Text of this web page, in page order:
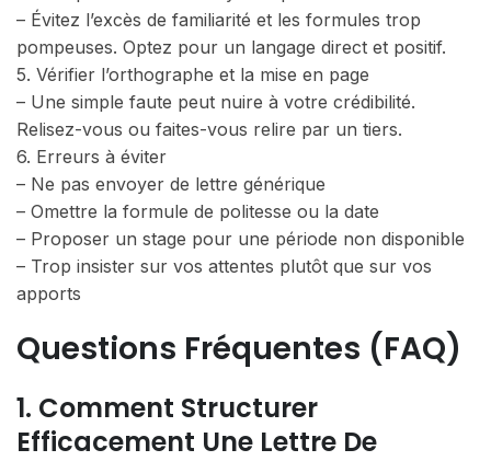
– Évitez l’excès de familiarité et les formules trop
pompeuses. Optez pour un langage direct et positif.
5. Vérifier l’orthographe et la mise en page
– Une simple faute peut nuire à votre crédibilité.
Relisez-vous ou faites-vous relire par un tiers.
6. Erreurs à éviter
– Ne pas envoyer de lettre générique
– Omettre la formule de politesse ou la date
– Proposer un stage pour une période non disponible
– Trop insister sur vos attentes plutôt que sur vos
apports
Questions Fréquentes (FAQ)
1. Comment Structurer
Efficacement Une Lettre De